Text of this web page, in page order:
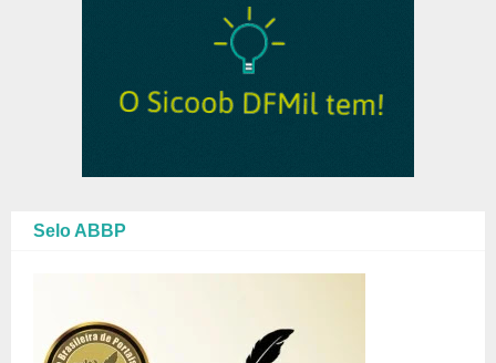
Selo ABBP